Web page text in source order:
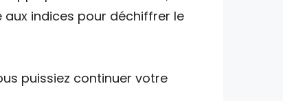
aux indices pour déchiffrer le
puissiez continuer votre